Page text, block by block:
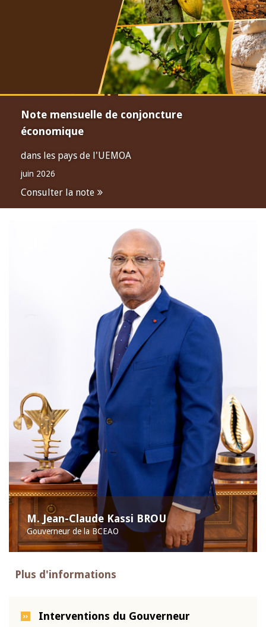
Note mensuelle de conjoncture
économique
dans les pays de l'UEMOA
juin 2026
Consulter la note
M. Jean-Claude Kassi BROU
Gouverneur de la BCEAO
Plus d'informations
Interventions du Gouverneur